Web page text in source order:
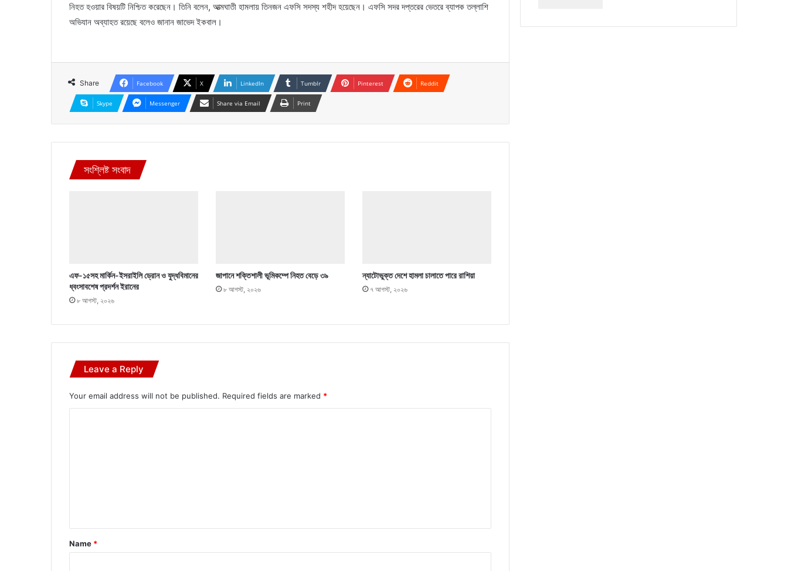
নিহত হওয়ার বিষয়টি নিশ্চিত করেছেন। তিনি বলেন, আত্মঘাতী হামলায় তিনজন এফসি সদস্য শহীদ হয়েছেন। এফসি সদর দপ্তরের ভেতরে ব্যাপক তল্লাশি
অভিযান অব্যাহত রয়েছে বলেও জানান জাভেদ ইকবাল।
Share Facebook X LinkedIn Tumblr Pinterest Reddit
Skype Messenger Share via Email Print
সংশ্লিষ্ট সংবাদ
এফ-১৫সহ মার্কিন-ইসরাইলি ড্রোন ও যুদ্ধবিমানের
ধ্বংসাবশেষ প্রদর্শন ইরানের
৮ আগস্ট, ২০২৬
জাপানে শক্তিশালী ভূমিকম্পে নিহত বেড়ে ৩৯
৮ আগস্ট, ২০২৬
ন্যাটোভুক্ত দেশে হামলা চালাতে পারে রাশিয়া
৭ আগস্ট, ২০২৬
Leave a Reply
Your email address will not be published. Required fields are marked *
*
Name *